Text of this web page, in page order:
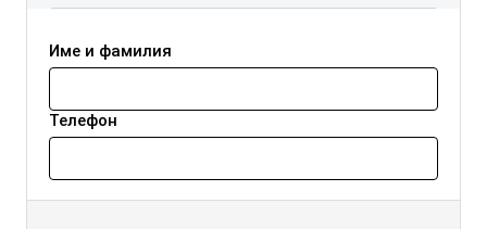
Име и фамилия
Телефон